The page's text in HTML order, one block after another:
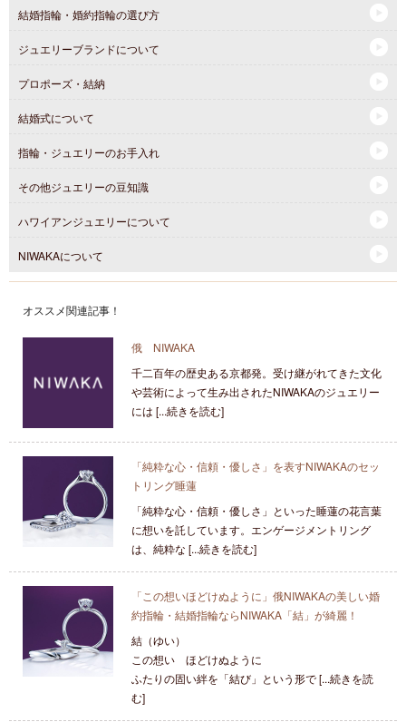
結婚指輪・婚約指輪の選び方
ジュエリーブランドについて
プロポーズ・結納
結婚式について
指輪・ジュエリーのお手入れ
その他ジュエリーの豆知識
ハワイアンジュエリーについて
NIWAKAについて
オススメ関連記事！
俄 NIWAKA
千二百年の歴史ある京都発。受け継がれてきた文化
や芸術によって生み出されたNIWAKAのジュエリー
には [...続きを読む]
「純粋な心・信頼・優しさ」を表すNIWAKAのセッ
トリング睡蓮
「純粋な心・信頼・優しさ」といった睡蓮の花言葉
に想いを託しています。エンゲージメントリング
は、純粋な [...続きを読む]
「この想いほどけぬように」俄NIWAKAの美しい婚
約指輪・結婚指輪ならNIWAKA「結」が綺麗！
結（ゆい）
この想い ほどけぬように
ふたりの固い絆を「結び」という形で [...続きを読
む]